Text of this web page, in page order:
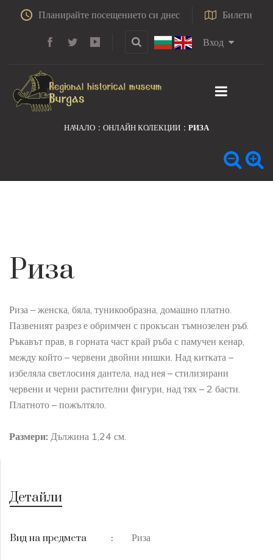
Планирайте посещението си днес Билети
Вход
НАЧАЛО ОНЛАЙН КОЛЕКЦИИ РИЗА
Риза
Риза – женска, бяла, туникообразна, домашно платно.
Пазвеният разрез е обримчен с прокъсан тъмнозелен ръб.
Ръкавът прав, в горната част край ръба с памучен кенар,
между който – червени двойни нишки. Над китката –
избеляла светлосиня дантела, над нея – стилизирани
червени и черни растителни фигури, над тях – 2 басти.
Платното – пожълтяло.
Размери: Дължина 1,24 см.
Детайли
Вид на предмета : Риза